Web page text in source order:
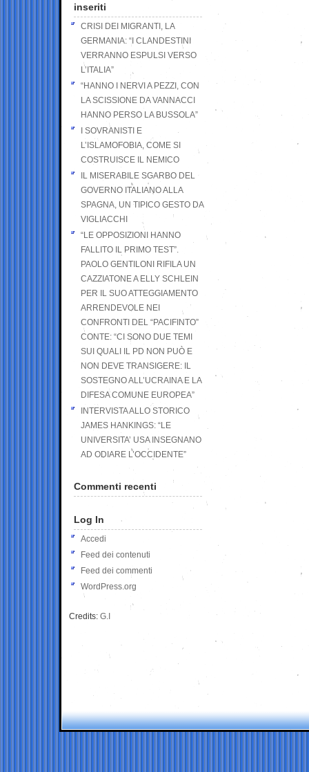
inseriti
CRISI DEI MIGRANTI, LA
GERMANIA: “I CLANDESTINI
VERRANNO ESPULSI VERSO
L’ITALIA”
“HANNO I NERVI A PEZZI, CON
LA SCISSIONE DA VANNACCI
HANNO PERSO LA BUSSOLA”
I SOVRANISTI E
L’ISLAMOFOBIA, COME SI
COSTRUISCE IL NEMICO
IL MISERABILE SGARBO DEL
GOVERNO ITALIANO ALLA
SPAGNA, UN TIPICO GESTO DA
VIGLIACCHI
“LE OPPOSIZIONI HANNO
FALLITO IL PRIMO TEST”.
PAOLO GENTILONI RIFILA UN
CAZZIATONE A ELLY SCHLEIN
PER IL SUO ATTEGGIAMENTO
ARRENDEVOLE NEI
CONFRONTI DEL “PACIFINTO”
CONTE: “CI SONO DUE TEMI
SUI QUALI IL PD NON PUÒ E
NON DEVE TRANSIGERE: IL
SOSTEGNO ALL’UCRAINA E LA
DIFESA COMUNE EUROPEA”
INTERVISTA ALLO STORICO
JAMES HANKINGS: “LE
UNIVERSITA’ USA INSEGNANO
AD ODIARE L’OCCIDENTE”
Commenti recenti
Log In
Accedi
Feed dei contenuti
Feed dei commenti
WordPress.org
Credits: G.I